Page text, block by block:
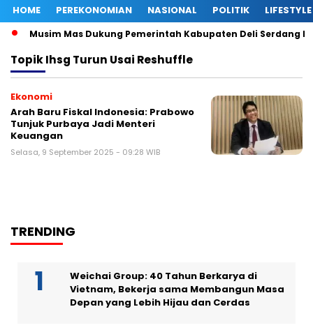
HOME PEREKONOMIAN NASIONAL POLITIK LIFESTYLE
Musim Mas Dukung Pemerintah Kabupaten Deli Serdang
TopikIhsg Turun Usai Reshuffle
Ekonomi
Arah Baru Fiskal Indonesia: Prabowo
Tunjuk Purbaya Jadi Menteri
Keuangan
Selasa, 9 September 2025 - 09:28 WIB
TRENDING
Weichai Group: 40 Tahun Berkarya di
Vietnam, Bekerja sama Membangun Masa
Depan yang Lebih Hijau dan Cerdas